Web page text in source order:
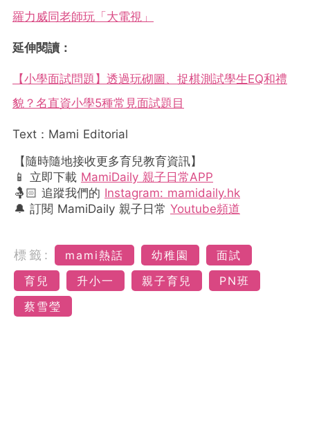
羅力威同老師玩「大電視」
延伸閱讀：
【小學面試問題】透過玩砌圖、捉棋測試學生EQ和禮
貌？名直資小學5種常見面試題目
Text：Mami Editorial
【隨時隨地接收更多育兒教育資訊】
📱 立即下載 MamiDaily 親子日常APP
🤱🏻 追蹤我們的 Instagram: mamidaily.hk
🔔 訂閱 MamiDaily 親子日常 Youtube頻道
標籤: mami熱話 幼稚園
面試
育兒
升小一 親子育兒
PN班
蔡雪瑩